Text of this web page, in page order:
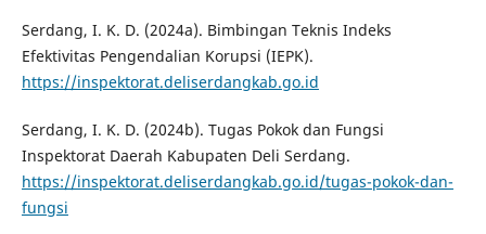
Serdang, I. K. D. (2024a). Bimbingan Teknis Indeks
Efektivitas Pengendalian Korupsi (IEPK).
https://inspektorat.deliserdangkab.go.id
Serdang, I. K. D. (2024b). Tugas Pokok dan Fungsi
Inspektorat Daerah Kabupaten Deli Serdang.
https://inspektorat.deliserdangkab.go.id/tugas-pokok-dan-
fungsi